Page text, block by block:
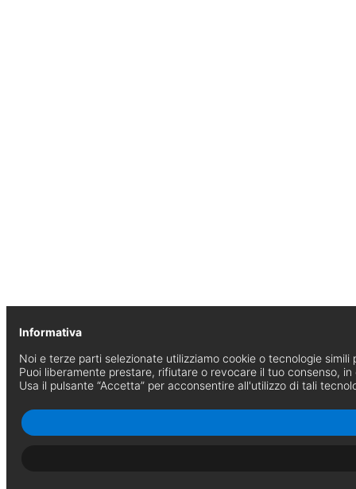
Informativa
Noi e terze parti selezionate utilizziamo cookie o tecnologie
Puoi liberamente prestare, rifiutare o revocare il tuo consenso, in
Usa il pulsante “Accetta” per acconsentire all'utilizzo di tali